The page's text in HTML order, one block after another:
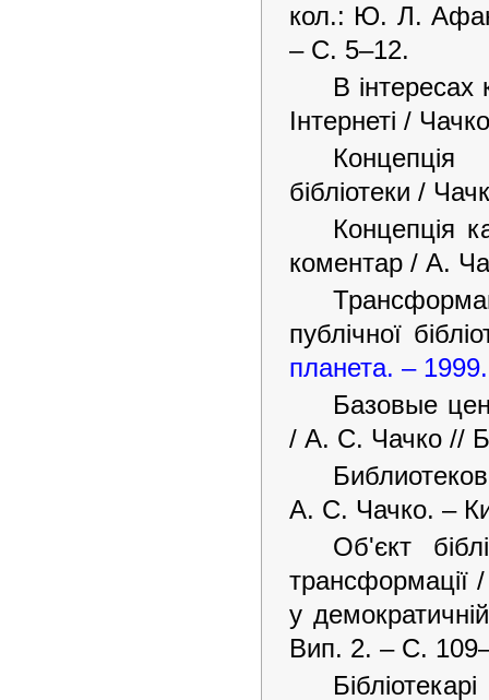
кол.: Ю. Л.
– С. 5–12.
В
Інтернеті /
бібліотеки /
Концепція
коментар / А.
публічної
планета. –
Базовые
/ А. С. Чачко //
А. С. Чачко. –
Об'єкт
трансформації
у
Вип. 2. – С.